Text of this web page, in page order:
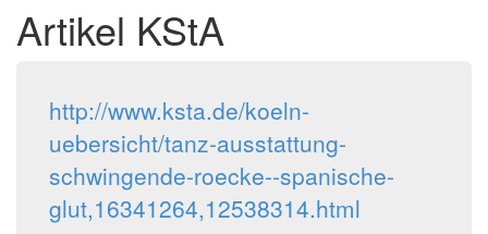
Artikel KStA
http://www.ksta.de/koeln-
uebersicht/tanz-ausstattung-
schwingende-roecke--spanische-
glut,16341264,12538314.html